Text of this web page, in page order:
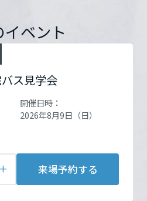
いをご検討の方
建築実例、注目の最新情報など、住
ルラウンジです。
ン ベント
ス見学会
開催日時：
2026年8月9日（日）
来場予約する
：0800-777-8330
時間：10:00～18:00
日：年中無休(現場には
ッフが常駐しておりま
ので、ご来場の方は必
前にご予約ください)
者：利部翔（かがぶし